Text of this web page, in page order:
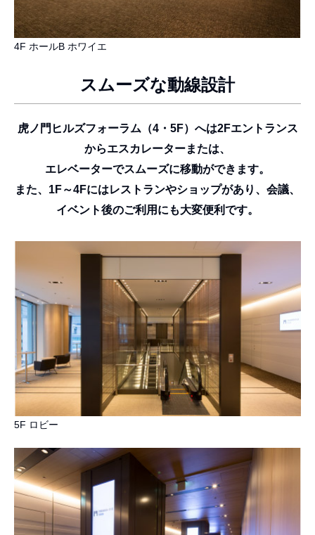
4F ホールB ホワイエ
スムーズな動線設計
虎ノ門ヒルズフォーラム（4・5F）へは2Fエントランス
からエスカレーターまたは、
エレベーターでスムーズに移動ができます。
また、1F～4Fにはレストランやショップがあり、会議、
イベント後のご利用にも大変便利です。
5F ロビー